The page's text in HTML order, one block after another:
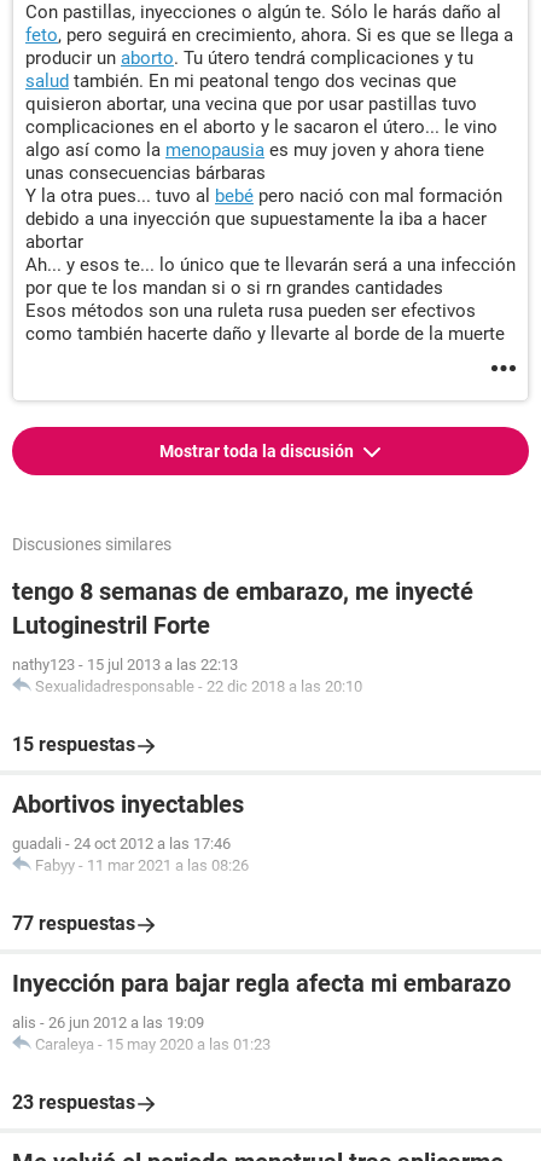
Con pastillas, inyecciones o algún te. Sólo le harás daño al
feto, pero seguirá en crecimiento, ahora. Si es que se llega a
producir un aborto. Tu útero tendrá complicaciones y tu
salud también. En mi peatonal tengo dos vecinas que
quisieron abortar, una vecina que por usar pastillas tuvo
complicaciones en el aborto y le sacaron el útero... le vino
algo así como la menopausia es muy joven y ahora tiene
unas consecuencias bárbaras
Y la otra pues... tuvo al bebé pero nació con mal formación
debido a una inyección que supuestamente la iba a hacer
abortar
Ah... y esos te... lo único que te llevarán será a una infección
por que te los mandan si o si rn grandes cantidades
Esos métodos son una ruleta rusa pueden ser efectivos
como también hacerte daño y llevarte al borde de la muerte
Mostrar toda la discusión
Discusiones similares
tengo 8 semanas de embarazo, me inyecté
Lutoginestril Forte
nathy123 - 15 jul 2013 a las 22:13
Sexualidadresponsable - 22 dic 2018 a las 20:10
15 respuestas
Abortivos inyectables
guadali - 24 oct 2012 a las 17:46
Fabyy - 11 mar 2021 a las 08:26
77 respuestas
Inyección para bajar regla afecta mi embarazo
alis - 26 jun 2012 a las 19:09
Caraleya - 15 may 2020 a las 01:23
23 respuestas